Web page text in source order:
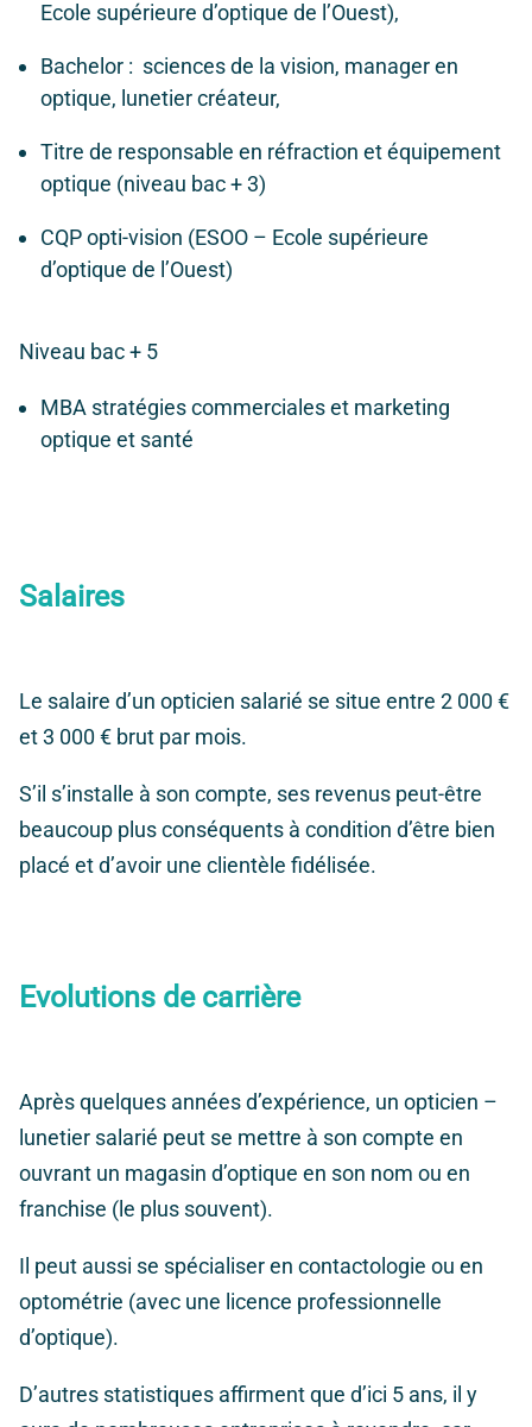
Ecole supérieure d’optique de l’Ouest),
Bachelor : sciences de la vision, manager en
optique, lunetier créateur,
Titre de responsable en réfraction et équipement
optique (niveau bac + 3)
CQP opti-vision (ESOO – Ecole supérieure
d’optique de l’Ouest)
Niveau bac + 5
MBA stratégies commerciales et marketing
optique et santé
Salaires
Le salaire d’un opticien salarié se situe entre 2 000 €
et 3 000 € brut par mois.
S’il s’installe à son compte, ses revenus peut-être
beaucoup plus conséquents à condition d’être bien
placé et d’avoir une clientèle fidélisée.
Evolutions de carrière
Après quelques années d’expérience, un opticien –
lunetier salarié peut se mettre à son compte en
ouvrant un magasin d’optique en son nom ou en
franchise (le plus souvent).
Il peut aussi se spécialiser en contactologie ou en
optométrie (avec une licence professionnelle
d’optique).
D’autres statistiques affirment que d’ici 5 ans, il y